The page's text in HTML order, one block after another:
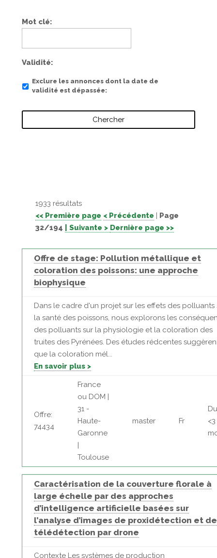
Mot clé
Validité
Exclure les annonces dont la date de
validité est dépassée
1933 résultats
<< Première page < Précédente | Page
32/194
| Suivante > Dernière page >>
Offre de stage: Pollution métallique et
coloration des poissons: une approche
biophysique
Dans le cadre d'un projet sur les effets des polluants
la santé des poissons, nous explorons les
des polluants sur la physiologie et la coloration des
truites des Pyrénées. Des études rédcentes
que la coloration mél...
En savoir plus >
Offre:
74434
France
ou DOM |
31 -
Haute-
Garonne
|
Toulouse
master Fr
<3
Caractérisation de la couverture florale à
large échelle par des approches
d’intelligence artificielle basées sur
l’analyse d’images de proxidétection et de
télédétection par drone
Contexte Les systèmes de production